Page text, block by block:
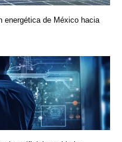
energética de México hacia